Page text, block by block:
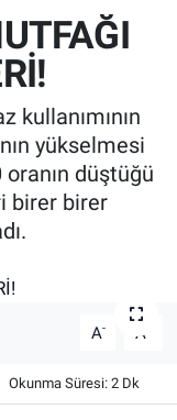
kullanımının
yükselmesi
oranın düştüğü
birer birer
A- A
Okunma Süresi: 2 Dk